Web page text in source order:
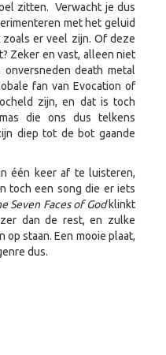
zitten. Verwacht je dus
met het geluid
er veel zijn. Of deze
Zeker en vast, alleen niet
death metal
fan van Evocation of
zijn, en dat is toch
die ons dus telkens
diep tot de bot gaande
één keer af te luisteren,
toch een song die er iets
Seven Faces of Godklinkt
dan de rest, en zulke
op staan. Een mooie plaat,
dus.